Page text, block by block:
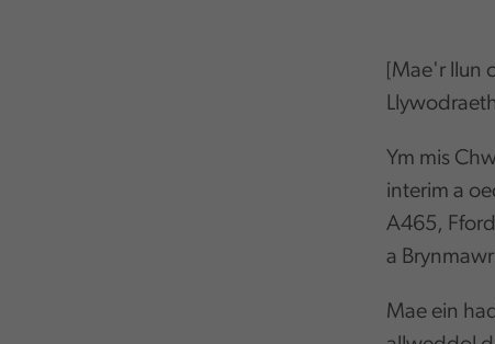
Mae'r llun
Ym mis
interim a
A465,
a
Mae ein